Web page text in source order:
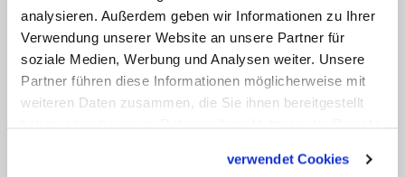
analysieren. Außerdem geben wir Informationen zu Ihrer
Verwendung unserer Website an unsere Partner für
soziale Medien, Werbung und Analysen weiter. Unsere
Partner führen diese Informationen möglicherweise mit
weiteren Daten zusammen, die Sie ihnen bereitgestellt
verwendet Cookies
Priesteramt. Deshalb konnten ihn auch
nur männliche Katholiken – häufig waren
es Chorknaben – ausüben. Erst im 20.
Jahrhundert wurde das Ministrieren zu
Zweite Vatikanische Konzil(1962 bis